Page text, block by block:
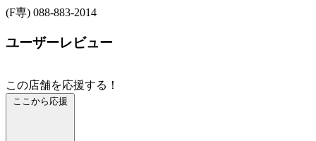
(F専) 088-883-2014
ユーザーレビュー
この店舗を応援する！
ここから応援